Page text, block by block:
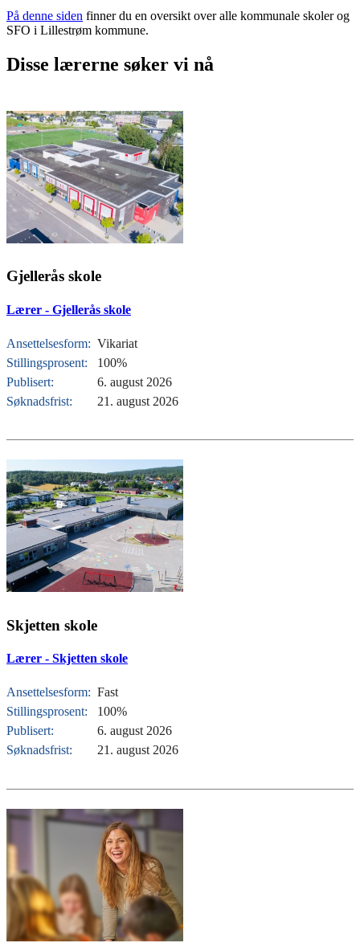
På denne siden finner du en oversikt over alle kommunale skoler og
SFO i Lillestrøm kommune.
Disse lærerne søker vi nå
Gjellerås skole
Lærer - Gjellerås skole
Ansettelsesform: Vikariat
Stillingsprosent:
100%
Publisert:
6. august 2026
Søknadsfrist:
21. august 2026
Skjetten skole
Lærer - Skjetten skole
Ansettelsesform: Fast
Stillingsprosent:
100%
Publisert:
6. august 2026
Søknadsfrist:
21. august 2026